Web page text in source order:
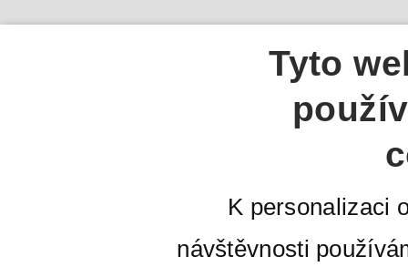
Tyto
K personalizaci
návštěvnosti